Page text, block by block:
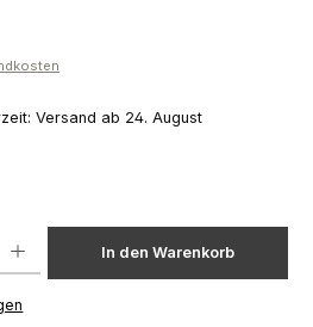
Versand ab 24. August
nicht verfügbar.)
In den Warenkorb